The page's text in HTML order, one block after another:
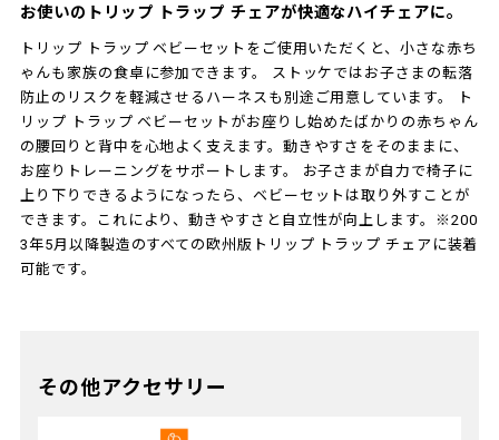
お使いのトリップ トラップ チェアが快適なハイチェアに。
トリップ トラップ ベビーセットをご使用いただくと、小さな赤ち
ゃんも家族の食卓に参加できます。 ストッケではお子さまの転落
防止のリスクを軽減させるハーネスも別途ご用意しています。 ト
リップ トラップ ベビーセットがお座りし始めたばかりの赤ちゃん
の腰回りと背中を心地よく支えます。動きやすさをそのままに、
お座りトレーニングをサポートします。 お子さまが自力で椅子に
上り下りできるようになったら、ベビーセットは取り外すことが
できます。これにより、動きやすさと自立性が向上します。※200
3年5月以降製造のすべての欧州版トリップ トラップ チェアに装着
可能です。
その他アクセサリー